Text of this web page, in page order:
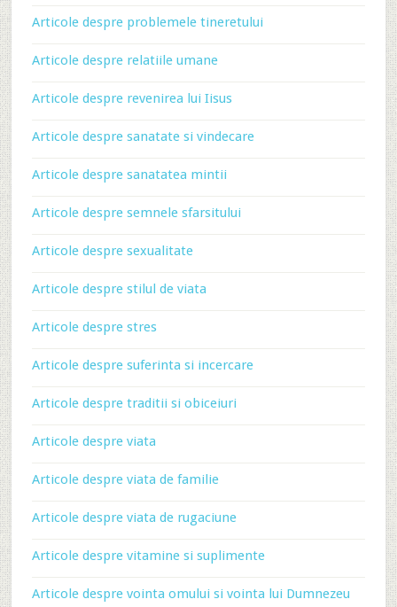
Articole despre problemele tineretului
Articole despre relatiile umane
Articole despre revenirea lui Iisus
Articole despre sanatate si vindecare
Articole despre sanatatea mintii
Articole despre semnele sfarsitului
Articole despre sexualitate
Articole despre stilul de viata
Articole despre stres
Articole despre suferinta si incercare
Articole despre traditii si obiceiuri
Articole despre viata
Articole despre viata de familie
Articole despre viata de rugaciune
Articole despre vitamine si suplimente
Articole despre vointa omului si vointa lui Dumnezeu